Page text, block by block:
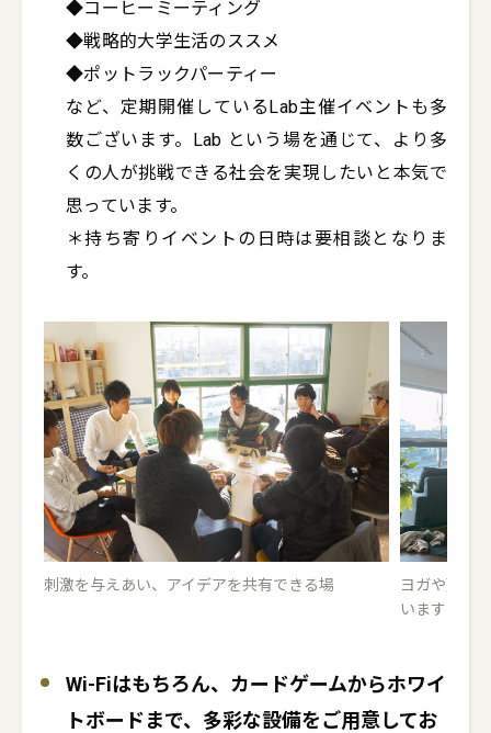
◆コーヒーミーティング
◆戦略的大学生活のススメ
◆ポットラックパーティー
など、定期開催しているLab主催イベントも多
数ございます。Lab という場を通じて、より多
くの人が挑戦できる社会を実現したいと本気で
思っています。
＊持ち寄りイベントの日時は要相談となりま
す。
刺激を与えあい、アイデアを共有できる場
ヨガや整体
います
Wi-Fiはもちろん、カードゲームからホワイ
トボードまで、多彩な設備をご用意してお